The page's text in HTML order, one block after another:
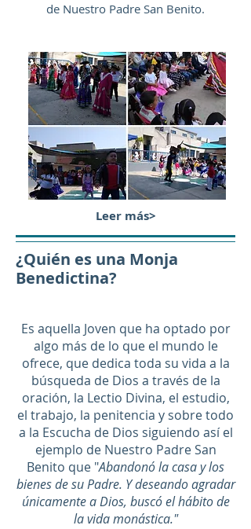
de Nuestro Padre San Benito.
Leer más>
¿Quién es una Monja
Benedictina?
Es aquella Joven que ha optado por
algo más de lo que el mundo le
ofrece, que dedica toda su vida a la
búsqueda de Dios a través de la
oración, la Lectio Divina, el estudio,
el trabajo, la penitencia y sobre todo
a la Escucha de Dios siguiendo así el
ejemplo de Nuestro Padre San
Benito que "Abandonó la casa y los
bienes de su Padre. Y deseando agradar
únicamente a Dios, buscó el hábito de
la vida monástica."